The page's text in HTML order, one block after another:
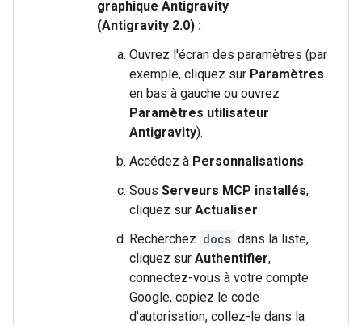
graphique Antigravity
(Antigravity 2.0) :
Ouvrez l'écran des paramètres (par
exemple, cliquez sur Paramètres
en bas à gauche ou ouvrez
Paramètres utilisateur
Antigravity).
Accédez à Personnalisations.
Sous Serveurs MCP installés,
cliquez sur Actualiser.
Recherchez docs dans la liste,
cliquez sur Authentifier,
connectez-vous à votre compte
Google, copiez le code
d'autorisation, collez-le dans la